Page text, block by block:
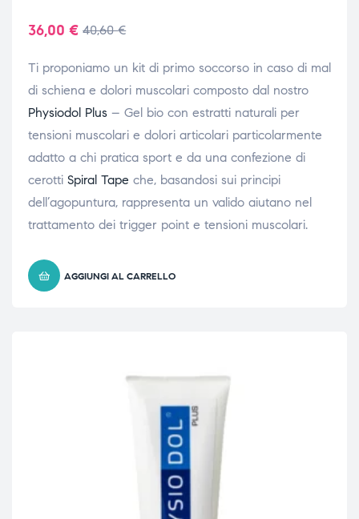
40,60€
36,00 €
Ti proponiamo un kit di primo soccorso in caso di mal
di schiena e dolori muscolari composto dal nostro
Physiodol Plus – Gel bio con estratti naturali per
tensioni muscolari e dolori articolari particolarmente
adatto a chi pratica sport e da una confezione di
cerotti Spiral Tape che, basandosi sui principi
dell’agopuntura, rappresenta un valido aiutano nel
trattamento dei trigger point e tensioni muscolari.
AGGIUNGI AL CARRELLO